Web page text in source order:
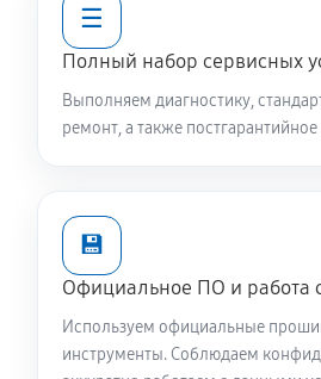
Замена опоры бака
DWC-VD1213
1820 руб
Ремонт аквастопа стиральной
DWC-VD1213
☰
Полный набор сервисных
Выполняем диагностику,
ремонт, а также
💾
Официальное ПО и работа
Используем официальные
инструменты. Соблюдаем